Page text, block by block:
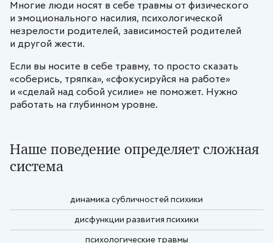
Многие люди носят в себе травмы от физического
и эмоционального насилия, психологической
незрелости родителей, зависимостей родителей
и другой жести.
Если вы носите в себе травму, то просто сказать
«соберись, тряпка», «сфокусируйся на работе»
и «сделай над собой усилие» не поможет. Нужно
работать на глубинном уровне.
Наше поведение определяет сложная
система
динамика субличностей психики
дисфункции развития психики
психологические травмы